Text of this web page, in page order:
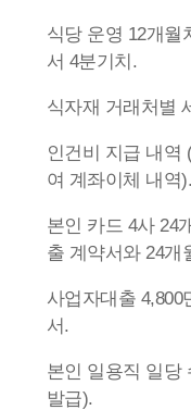
식당 운영 12개월
서 4분기치.
식자재 거래처별
인건비 지급 내역
여 계좌이체 내역).
본인 카드 4사 24
출 계약서와 24개
사업자대출
서.
본인 일용직 일당
발급).